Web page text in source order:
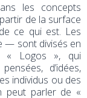
les concepts
de la surface
ce qui est. Les
— sont divisés en
« Logos », qui
d’idées,
individus ou des
peut parler de «